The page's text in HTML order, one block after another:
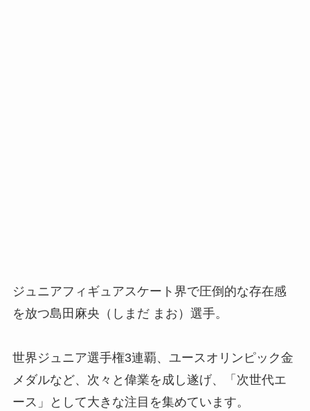
ジュニアフィギュアスケート界で圧倒的な存在感
を放つ島田麻央（しまだ まお）選手。
世界ジュニア選手権3連覇、ユースオリンピック金
メダルなど、次々と偉業を成し遂げ、「次世代エ
ース」として大きな注目を集めています。